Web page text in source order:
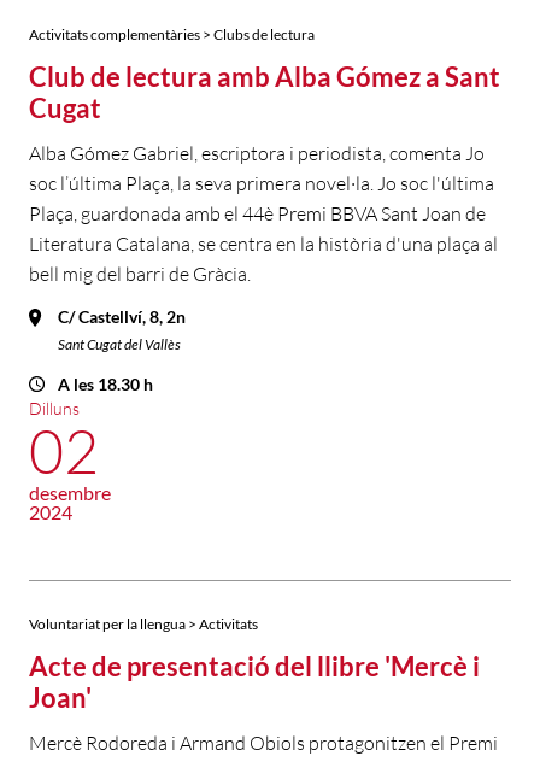
Activitats complementàries > Clubs de lectura
Club de lectura amb Alba Gómez a Sant
Cugat
Alba Gómez Gabriel, escriptora i periodista, comenta Jo
soc l’última Plaça, la seva primera novel·la. Jo soc l'última
Plaça, guardonada amb el 44è Premi BBVA Sant Joan de
Literatura Catalana, se centra en la història d'una plaça al
bell mig del barri de Gràcia.
C/ Castellví, 8, 2n
Sant Cugat del Vallès
A les 18.30 h
Dilluns
02
desembre
2024
Voluntariat per la llengua > Activitats
Acte de presentació del llibre 'Mercè i
Joan'
Mercè Rodoreda i Armand Obiols protagonitzen el Premi